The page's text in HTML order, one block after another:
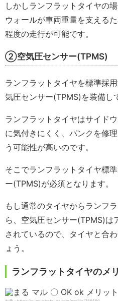
しかしランフラットタイヤの
ウォールが車両重量を支える
程度の走行が可能です。
②空気圧センサー(TPMS)
ランフラットタイヤを標準採
気圧センサー(TPMS)を装備し
ランフラットタイヤはサイド
に気付きにくく、パンクを修
う可能性が高いのです。
そこでランフラットタイヤ標
ー(TPMS)が必須となります。
もし通常のタイヤからランフ
ら、空気圧センサー(TPMS)は
されているので、タイヤと合
ょう。
ランフラットタイヤのメ